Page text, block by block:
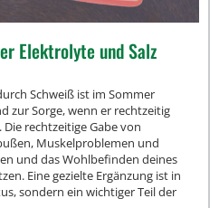
Elektrolyte und Salz
Schweiß ist im Sommer
zur Sorge, wenn er rechtzeitig
rechtzeitige Gabe von
Muskelproblemen und
und das Wohlbefinden deines
Eine gezielte Ergänzung ist in
sondern ein wichtiger Teil der